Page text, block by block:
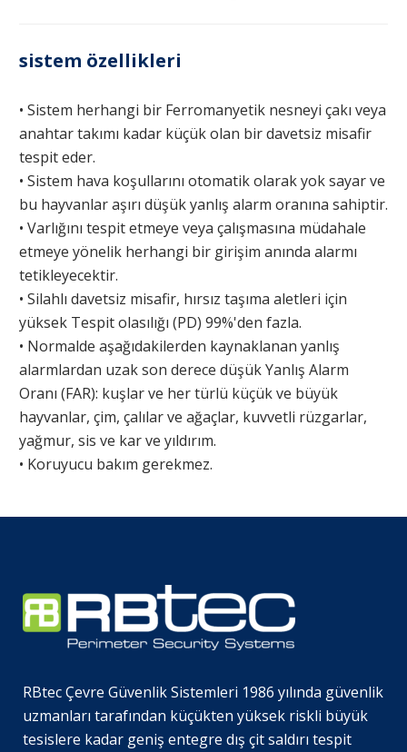
sistem özellikleri
• Sistem herhangi bir Ferromanyetik nesneyi çakı veya
anahtar takımı kadar küçük olan bir davetsiz misafir
tespit eder.
• Sistem hava koşullarını otomatik olarak yok sayar ve
bu hayvanlar aşırı düşük yanlış alarm oranına sahiptir.
• Varlığını tespit etmeye veya çalışmasına müdahale
etmeye yönelik herhangi bir girişim anında alarmı
tetikleyecektir.
• Silahlı davetsiz misafir, hırsız taşıma aletleri için
yüksek Tespit olasılığı (PD) 99%'den fazla.
• Normalde aşağıdakilerden kaynaklanan yanlış
alarmlardan uzak son derece düşük Yanlış Alarm
Oranı (FAR): kuşlar ve her türlü küçük ve büyük
hayvanlar, çim, çalılar ve ağaçlar, kuvvetli rüzgarlar,
yağmur, sis ve kar ve yıldırım.
• Koruyucu bakım gerekmez.
RBtec Çevre Güvenlik Sistemleri 1986 yılında güvenlik
uzmanları tarafından küçükten yüksek riskli büyük
tesislere kadar geniş entegre dış çit saldırı tespit